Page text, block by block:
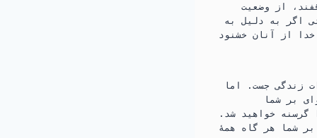
از وضعیت
اگر به دلیل به
از آنان خشنود
زندگی جست.‏ اما
بر شما
گرسنه خواهید شد.‏
شما هر گاه همهٔ